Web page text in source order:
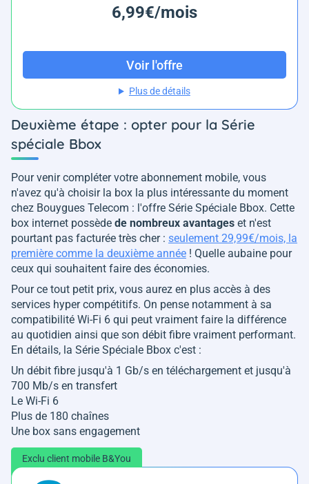
6,99€/mois
Voir l'offre
Plus de détails
Deuxième étape : opter pour la Série
spéciale Bbox
Pour venir compléter votre abonnement mobile, vous
n'avez qu'à choisir la box la plus intéressante du moment
chez Bouygues Telecom : l'offre Série Spéciale Bbox. Cette
box internet possède de nombreux avantages et n'est
pourtant pas facturée très cher : seulement 29,99€/mois, la
première comme la deuxième année ! Quelle aubaine pour
ceux qui souhaitent faire des économies.
Pour ce tout petit prix, vous aurez en plus accès à des
services hyper compétitifs. On pense notamment à sa
compatibilité Wi-Fi 6 qui peut vraiment faire la différence
au quotidien ainsi que son débit fibre vraiment performant.
En détails, la Série Spéciale Bbox c'est :
Un débit fibre jusqu'à 1 Gb/s en téléchargement et jusqu'à
700 Mb/s en transfert
Le Wi-Fi 6
Plus de 180 chaînes
Une box sans engagement
Exclu client mobile B&You